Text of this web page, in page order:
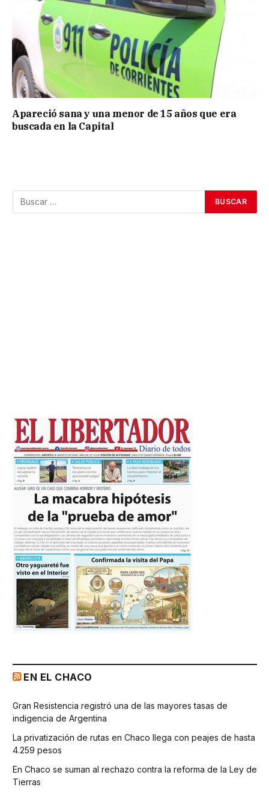
Apareció sana y una menor de 15 años que era
buscada en la Capital
EN EL CHACO
Gran Resistencia registró una de las mayores tasas de
indigencia de Argentina
La privatización de rutas en Chaco llega con peajes de hasta
4.259 pesos
En Chaco se suman al rechazo contra la reforma de la Ley de
Tierras